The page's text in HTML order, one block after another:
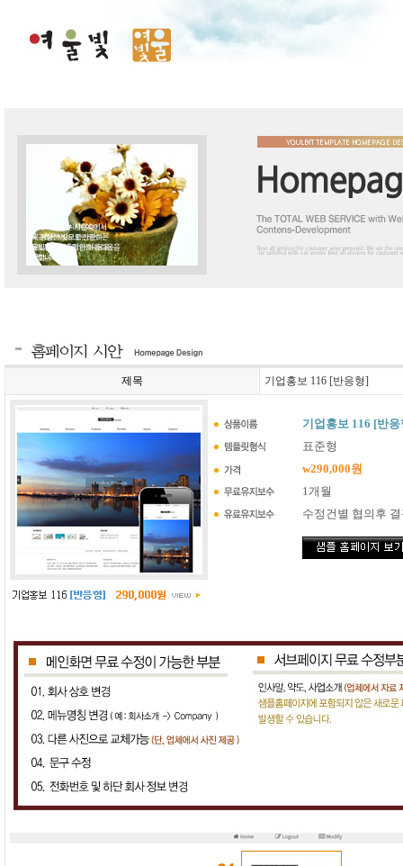
제목 기업홍보 116 [반응형]
기업홍보 116 [반
표준형
w290,000원
1개월
수정건별 협의후